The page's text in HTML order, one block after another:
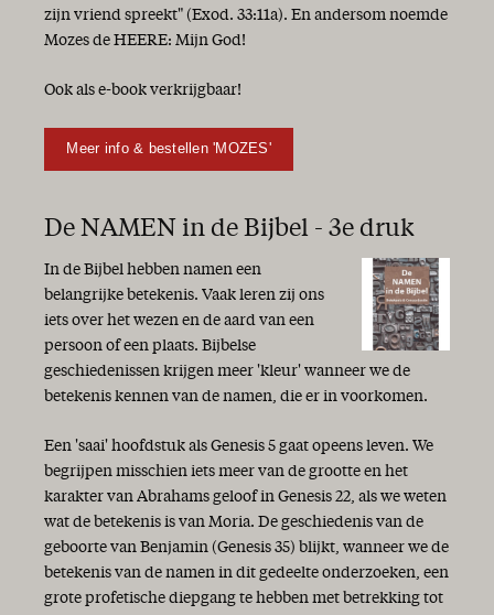
zijn vriend spreekt" (Exod. 33:11a). En andersom noemde
Mozes de HEERE: Mijn God!
Ook als e-book verkrijgbaar!
Meer info & bestellen 'MOZES'
De NAMEN in de Bijbel - 3e druk
In de Bijbel hebben namen een
belangrijke betekenis. Vaak leren zij ons
iets over het wezen en de aard van een
persoon of een plaats. Bijbelse
geschiedenissen krijgen meer 'kleur' wanneer we de
betekenis kennen van de namen, die er in voorkomen.
Een 'saai' hoofdstuk als Genesis 5 gaat opeens leven. We
begrijpen misschien iets meer van de grootte en het
karakter van Abrahams geloof in Genesis 22, als we weten
wat de betekenis is van Moria. De geschiedenis van de
geboorte van Benjamin (Genesis 35) blijkt, wanneer we de
betekenis van de namen in dit gedeelte onderzoeken, een
grote profetische diepgang te hebben met betrekking tot